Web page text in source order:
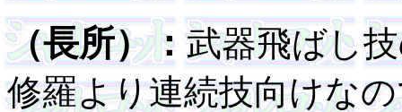
（長所）：武器飛ばし
修羅より連続技向けな